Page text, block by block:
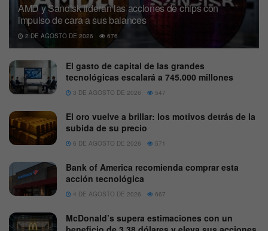
AMD y Sandisk lideran las acciones de chips con
impulso de cara a sus balances
2 DE AGOSTO DE 2026 676
El gasto de capital de las grandes
tecnológicas escalará a 745.000 millones
3 DE AGOSTO DE 2026 547
El oro vuelve a brillar: los motivos detrás de la
subida de su precio
6 DE AGOSTO DE 2026 571
Bank of America recomienda comprar esta
acción tecnológica
4 DE AGOSTO DE 2026 667
McDonald’s supera estimaciones con un